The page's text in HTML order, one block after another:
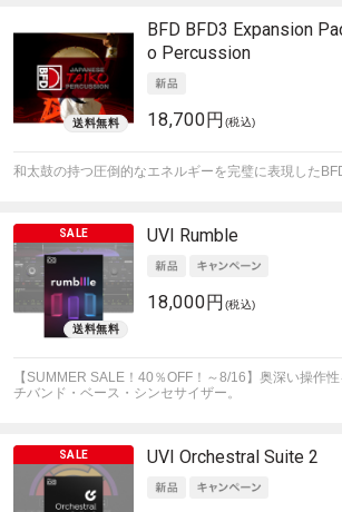
BFD BFD3 Expansion
o Percussion
18,700円 (税込)
和太鼓の持つ圧倒的なエネルギーを完璧に表現した
UVI Rumble
18,000円 (税込)
【SUMMER SALE！40％OFF！～8/16】奥深い操作
チバンド・ベース・シンセサイザー。
UVI Orchestral Suite 2